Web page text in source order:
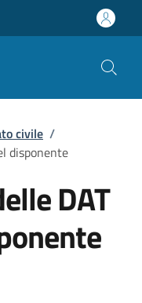
civile /
disponente
DAT